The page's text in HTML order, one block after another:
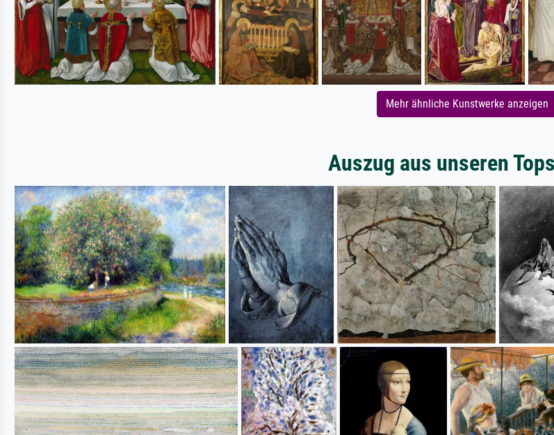
Mehr ähnliche Kunstwerke anzeigen
Auszug aus unseren